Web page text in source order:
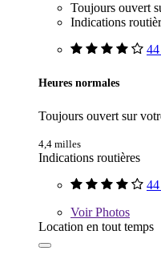
Toujours ouvert
Indications
Heures normales
Toujours ouvert sur
4,4 milles
Indications routières
VoirPhotos
Location en tout temps